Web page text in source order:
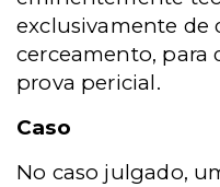
exclusivamente de
cerceamento, para
prova pericial.
Caso
No caso julgado,